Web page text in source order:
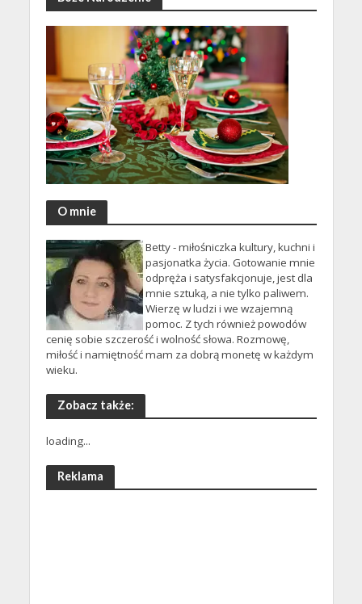
O mnie
Betty - miłośniczka kultury, kuchni i
pasjonatka życia. Gotowanie mnie
odpręża i satysfakcjonuje, jest dla
mnie sztuką, a nie tylko paliwem.
Wierzę w ludzi i we wzajemną
pomoc. Z tych również powodów
cenię sobie szczerość i wolność słowa. Rozmowę,
miłość i namiętność mam za dobrą monetę w każdym
wieku.
Zobacz także:
loading...
Reklama